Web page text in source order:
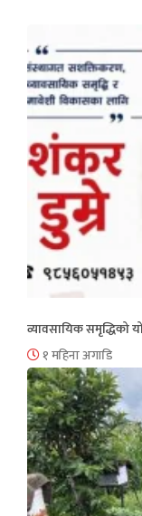
व्यावसायिक समृद्धिको
१ महिना अगाडि